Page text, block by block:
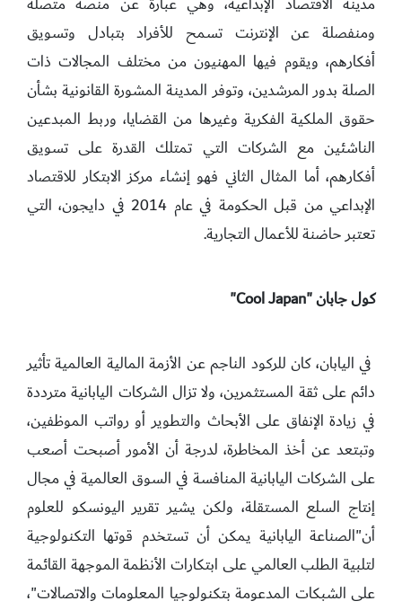
ومنفصلة عن الإنترنت تسمح للأفراد بتبادل وتسويق
أفكارهم، ويقوم فيها المهنيون من مختلف المجالات ذات
الصلة بدور المرشدين، وتوفر المدينة المشورة القانونية بشأن
حقوق الملكية الفكرية وغيرها من القضايا، وربط المبدعين
الناشئين مع الشركات التي تمتلك القدرة على تسويق
أفكارهم، أما المثال الثاني فهو إنشاء مركز الابتكار للاقتصاد
الإبداعي من قبل الحكومة في عام 2014 في دايجون، التي
تعتبر حاضنة للأعمال التجارية.
كول جابان "Cool Japan"
في اليابان، كان للركود الناجم عن الأزمة المالية العالمية تأثير
دائم على ثقة المستثمرين، ولا تزال الشركات اليابانية مترددة
في زيادة الإنفاق على الأبحاث والتطوير أو رواتب الموظفين،
وتبتعد عن أخذ المخاطرة، لدرجة أن الأمور أصبحت أصعب
على الشركات اليابانية المنافسة في السوق العالمية في مجال
إنتاج السلع المستقلة، ولكن يشير تقرير اليونسكو للعلوم
أن"الصناعة اليابانية يمكن أن تستخدم قوتها التكنولوجية
لتلبية الطلب العالمي على ابتكارات الأنظمة الموجهة القائمة
على الشبكات المدعومة بتكنولوجيا المعلومات والاتصالات"،